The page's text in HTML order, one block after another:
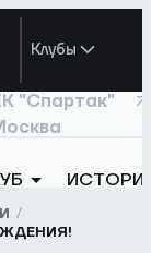
Клубы
"Спартак"